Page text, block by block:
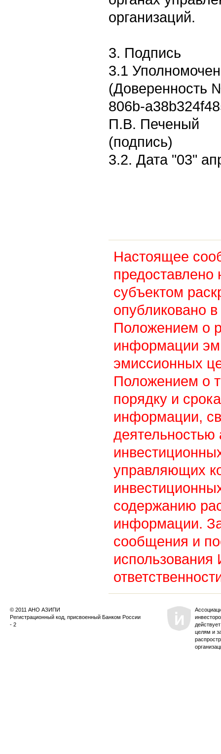
организаций.
3. Подпись
3.1
(Доверенность
806b-
П.В. Печеный
(подпись)
3.2. Дата "03"
Настоящее
предоставлено
субъектом
опубликовано в
Положением о
информации
эмиссионных
Положением о
порядку и
информации,
управляющих
содержанию
информации.
сообщения и
© 2011 АНО АЗИПИ
Регистрационный код, присвоенный Банком России
- 2
целям и